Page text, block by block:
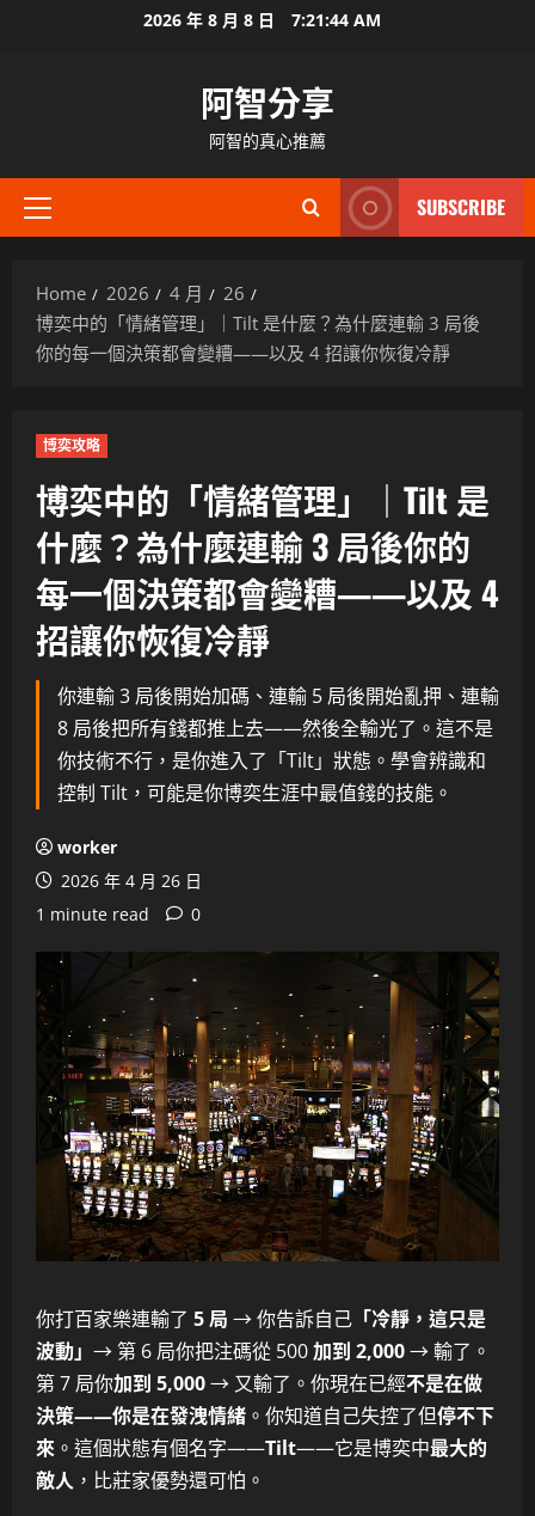
2026 年 8 月 8 日 7:21:45 AM
阿智分享
阿智的真心推薦
Primary
SUBSCRIBE
Home 2026 4 月
26
博奕中的「情緒管理」｜Tilt 是什麼？為什麼連輸 3 局後
你的每一個決策都會變糟——以及 4 招讓你恢復冷靜
博奕攻略
博奕中的「情緒管理」｜Tilt 是
什麼？為什麼連輸 3 局後你的
每一個決策都會變糟——以及 4
招讓你恢復冷靜
你連輸 3 局後開始加碼、連輸 5 局後開始亂押、連輸
8 局後把所有錢都推上去——然後全輸光了。這不是
你技術不行，是你進入了「Tilt」狀態。學會辨識和
控制 Tilt，可能是你博奕生涯中最值錢的技能。
worker
2026 年 4 月 26 日
1 minute read
0
你打百家樂連輸了 5 局 → 你告訴自己 「冷靜，這只是
波動」 → 第 6 局你把注碼從 500加到 2,000→ 輸了。
第 7 局你加到 5,000→ 又輸了。你現在已經不是在做
決策——你是在發洩情緒 。你知道自己失控了但停不下
來 。這個狀態有個名字——Tilt——它是博奕中最大的
敵人 ，比莊家優勢還可怕。